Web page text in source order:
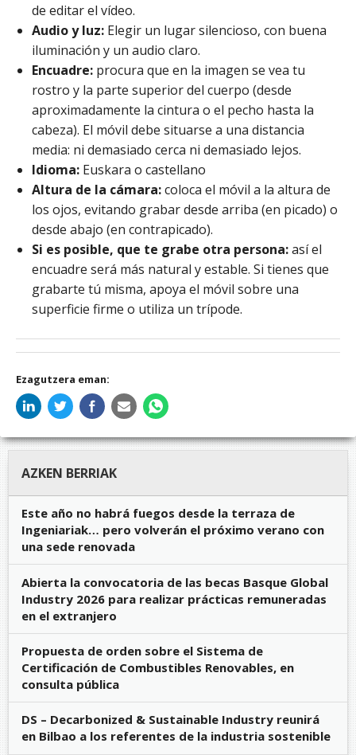
de editar el vídeo.
Audio y luz: Elegir un lugar silencioso, con buena
iluminación y un audio claro.
Encuadre: procura que en la imagen se vea tu
rostro y la parte superior del cuerpo (desde
aproximadamente la cintura o el pecho hasta la
cabeza). El móvil debe situarse a una distancia
media: ni demasiado cerca ni demasiado lejos.
Idioma: Euskara o castellano
Altura de la cámara:coloca el móvil a la altura de
los ojos, evitando grabar desde arriba (en picado) o
desde abajo (en contrapicado).
Si es posible, que te grabe otra persona:así el
encuadre será más natural y estable. Si tienes que
grabarte tú misma, apoya el móvil sobre una
superficie firme o utiliza un trípode.
Ezagutzera eman:
AZKEN BERRIAK
Este año no habrá fuegos desde la terraza de
Ingeniariak… pero volverán el próximo verano con
una sede renovada
Abierta la convocatoria de las becas Basque Global
Industry 2026 para realizar prácticas remuneradas
en el extranjero
Propuesta de orden sobre el Sistema de
Certificación de Combustibles Renovables, en
consulta pública
DS – Decarbonized & Sustainable Industry reunirá
en Bilbao a los referentes de la industria sostenible